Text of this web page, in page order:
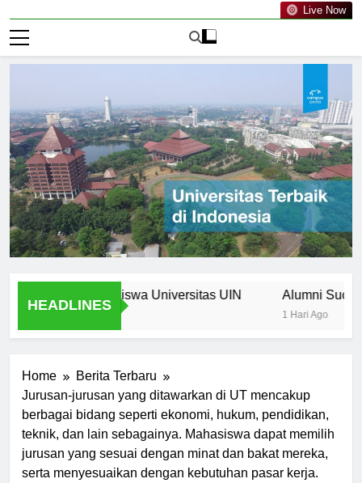
Live Now
HEADLINES
Bagi Mahasiswa Universitas UIN Alumni Success
1 Hari Ago
Home
Berita Terbaru
Jurusan-jurusan yang ditawarkan di UT mencakup
berbagai bidang seperti ekonomi, hukum, pendidikan,
teknik, dan lain sebagainya. Mahasiswa dapat memilih
jurusan yang sesuai dengan minat dan bakat mereka,
serta menyesuaikan dengan kebutuhan pasar kerja.